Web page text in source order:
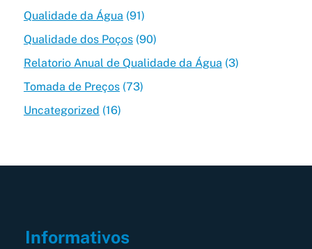
Qualidade da Água (91)
Qualidade dos Poços(90)
Relatorio Anual de Qualidade da Água (3)
Tomada de Preços(73)
Uncategorized (16)
Informativos